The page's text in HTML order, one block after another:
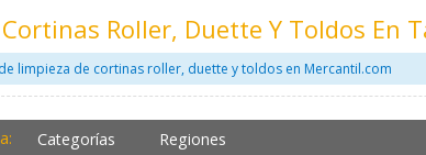
Roller, Duette Y Toldos En
limpieza de cortinas roller, duette y toldos en Mercantil.com
Categorías Regiones